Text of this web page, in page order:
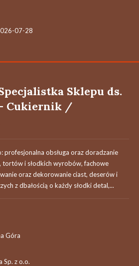
07-28
Sklepu ds.
Cukiernik /
profesjonalna obsługa oraz doradzanie
i słodkich wyrobów, fachowe
oraz dekorowanie ciast, deserów i
z dbałością o każdy słodki detal,...
Góra
Sp. z o.o.